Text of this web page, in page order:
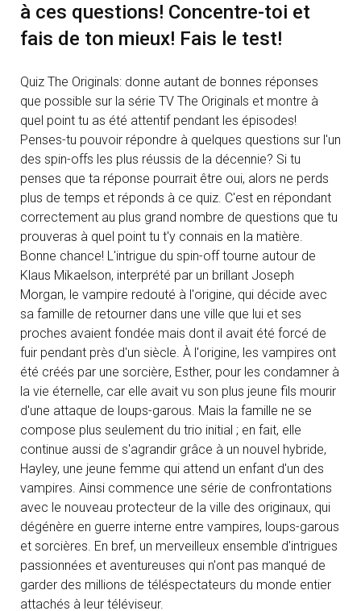
à ces questions! Concentre-toi et
fais de ton mieux! Fais le test!
Quiz The Originals: donne autant de bonnes réponses
que possible sur la série TV The Originals et montre à
quel point tu as été attentif pendant les épisodes!
Penses-tu pouvoir répondre à quelques questions sur l'un
des spin-offs les plus réussis de la décennie? Si tu
penses que ta réponse pourrait être oui, alors ne perds
plus de temps et réponds à ce quiz. C'est en répondant
correctement au plus grand nombre de questions que tu
prouveras à quel point tu t'y connais en la matière.
Bonne chance! L'intrigue du spin-off tourne autour de
Klaus Mikaelson, interprété par un brillant Joseph
Morgan, le vampire redouté à l'origine, qui décide avec
sa famille de retourner dans une ville que lui et ses
proches avaient fondée mais dont il avait été forcé de
fuir pendant près d'un siècle. À l'origine, les vampires ont
été créés par une sorcière, Esther, pour les condamner à
la vie éternelle, car elle avait vu son plus jeune fils mourir
d'une attaque de loups-garous. Mais la famille ne se
compose plus seulement du trio initial ; en fait, elle
continue aussi de s'agrandir grâce à un nouvel hybride,
Hayley, une jeune femme qui attend un enfant d'un des
vampires. Ainsi commence une série de confrontations
avec le nouveau protecteur de la ville des originaux, qui
dégénère en guerre interne entre vampires, loups-garous
et sorcières. En bref, un merveilleux ensemble d'intrigues
passionnées et aventureuses qui n'ont pas manqué de
garder des millions de téléspectateurs du monde entier
attachés à leur téléviseur.